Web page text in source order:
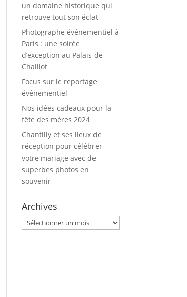
un domaine historique qui
retrouve tout son éclat
Photographe événementiel à
Paris : une soirée
d’exception au Palais de
Chaillot
Focus sur le reportage
événementiel
Nos idées cadeaux pour la
fête des mères 2024
Chantilly et ses lieux de
réception pour célébrer
votre mariage avec de
superbes photos en
souvenir
Archives
Archives